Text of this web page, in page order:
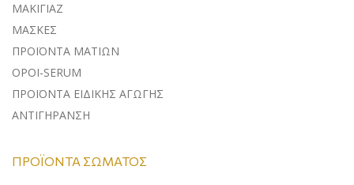
ΜΑΚΙΓΙΑΖ
ΜΑΣΚΕΣ
ΠΡΟΪΟΝΤΑ ΜΑΤΙΩΝ
ΟΡΟΙ-SERUM
ΠΡΟΪΟΝΤΑ ΕΙΔΙΚΗΣ ΑΓΩΓΗΣ
ΑΝΤΙΓΗΡΑΝΣΗ
ΠΡΟΪΌΝΤΑ ΣΏΜΑΤΟΣ